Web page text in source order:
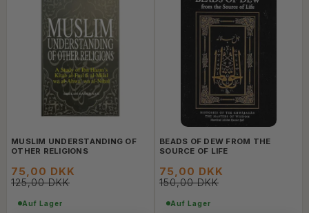
MUSLIM UNDERSTANDING OF
OTHER RELIGIONS
75,00 DKK
125,00 DKK
Auf Lager
BEADS OF DEW FROM THE
SOURCE OF LIFE
75,00 DKK
150,00 DKK
Auf Lager